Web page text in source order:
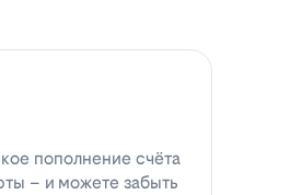
пополнение счёта
– и можете забыть